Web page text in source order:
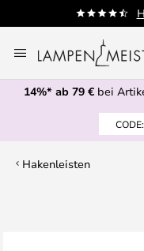
Hervorragend bei
Inhalt
springen
14%* ab 79 € bei
CODE:
Hakenleisten